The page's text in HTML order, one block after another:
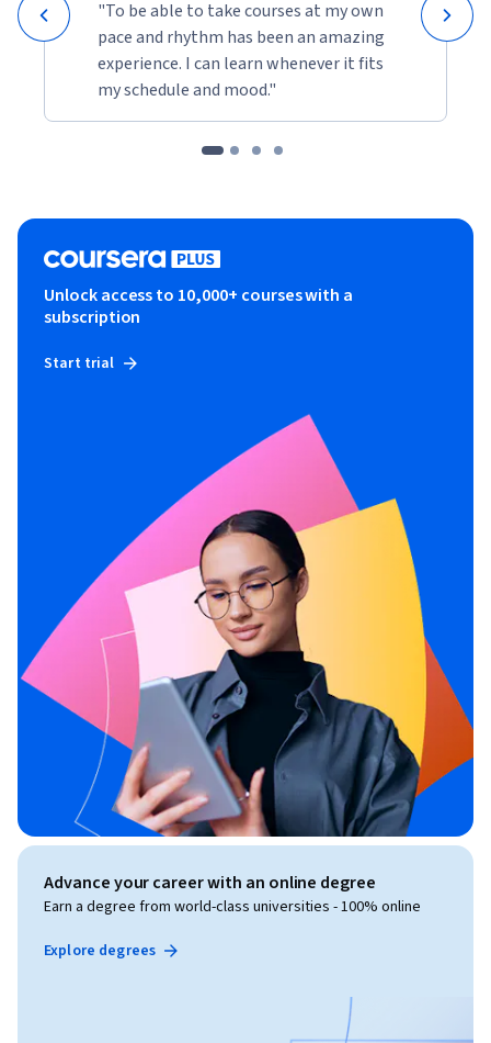
"To be able to take courses at my own
pace and rhythm has been an amazing
experience. I can learn whenever it fits
my schedule and mood."
Unlock access to 10,000+ courses with a
subscription
Start trial
Advance your career with an online degree
Earn a degree from world-class universities - 100% online
Explore degrees